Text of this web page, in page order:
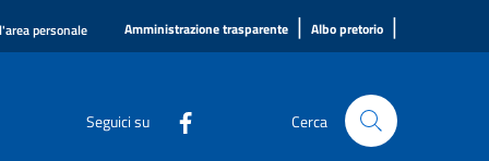
personale Amministrazione trasparente | Albo pretorio |
Seguici su Cerca